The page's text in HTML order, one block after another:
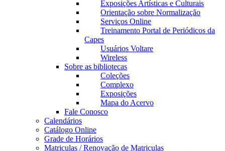
Exposições Artísticas e Culturais
Orientação sobre Normalização
Serviços Online
Treinamento Portal de Periódicos da
Capes
Usuários Voltare
Wireless
Sobre as bibliotecas
Coleções
Complexo
Exposições
Mapa do Acervo
Fale Conosco
Calendários
Catálogo Online
Grade de Horários
Matriculas / Renovação de Matriculas